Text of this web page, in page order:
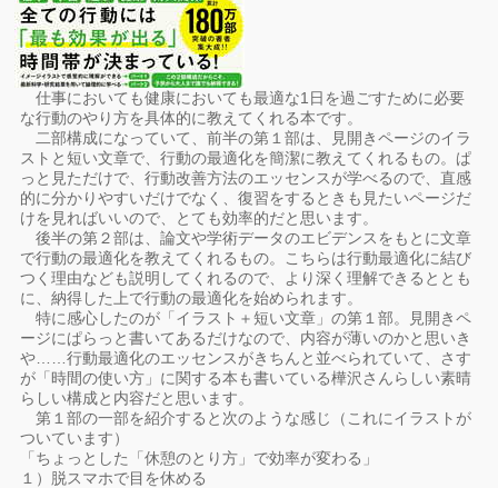
仕事においても健康においても最適な1日を過ごすために必要
な行動のやり方を具体的に教えてくれる本です。
二部構成になっていて、前半の第１部は、見開きページのイラ
ストと短い文章で、行動の最適化を簡潔に教えてくれるもの。ぱ
っと見ただけで、行動改善方法のエッセンスが学べるので、直感
的に分かりやすいだけでなく、復習をするときも見たいページだ
けを見ればいいので、とても効率的だと思います。
後半の第２部は、論文や学術データのエビデンスをもとに文章
で行動の最適化を教えてくれるもの。こちらは行動最適化に結び
つく理由なども説明してくれるので、より深く理解できるととも
に、納得した上で行動の最適化を始められます。
特に感心したのが「イラスト＋短い文章」の第１部。見開きペ
ージにぱらっと書いてあるだけなので、内容が薄いのかと思いき
や……行動最適化のエッセンスがきちんと並べられていて、さす
が「時間の使い方」に関する本も書いている樺沢さんらしい素晴
らしい構成と内容だと思います。
第１部の一部を紹介すると次のような感じ（これにイラストが
ついています）
「ちょっとした「休憩のとり方」で効率が変わる」
１）脱スマホで目を休める